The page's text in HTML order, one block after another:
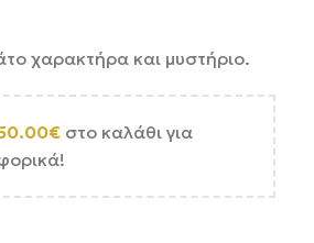
χαρακτήρα και μυστήριο.
€ στο καλάθι για